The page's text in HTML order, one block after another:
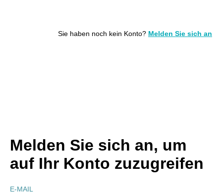
Sie haben noch kein Konto? Melden Sie sich an
Melden Sie sich an, um
auf Ihr Konto zuzugreifen
E-MAIL